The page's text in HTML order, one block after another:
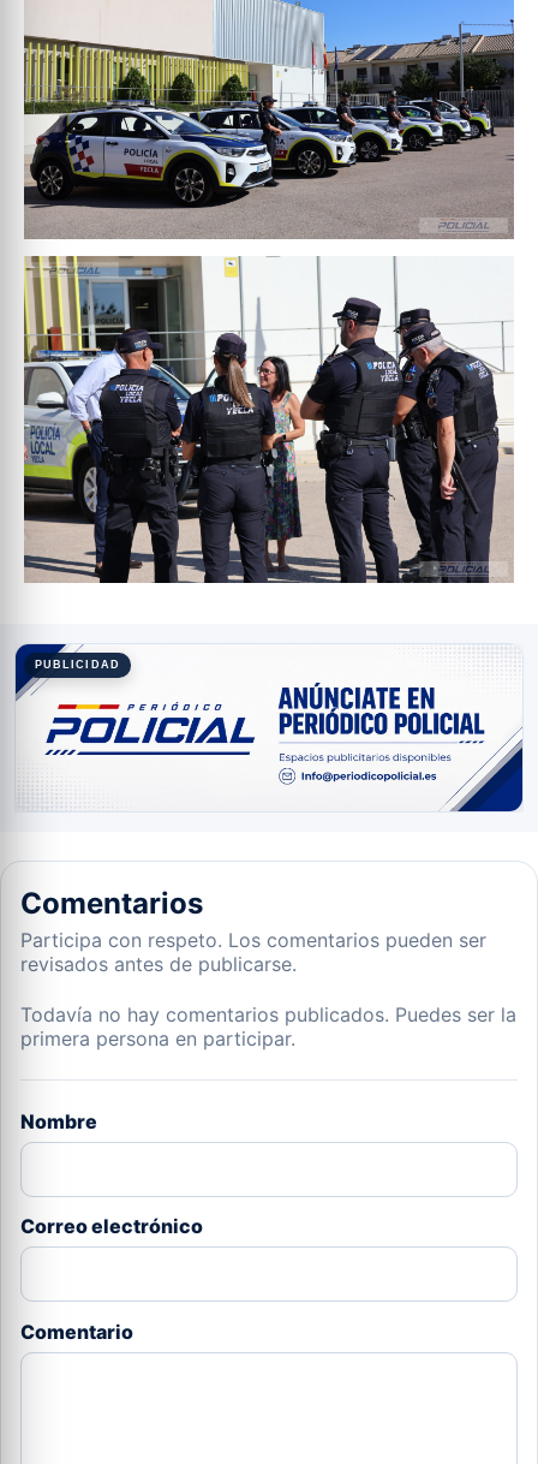
PUBLICIDAD
Comentarios
Participa con respeto. Los comentarios pueden ser
revisados antes de publicarse.
Todavía no hay comentarios publicados. Puedes ser la
primera persona en participar.
Nombre
Correo electrónico
Comentario